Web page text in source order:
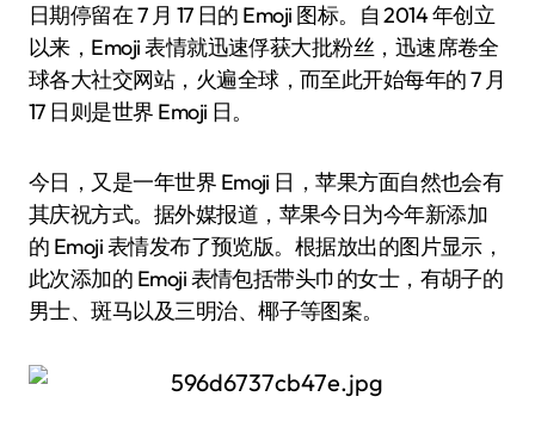
日期停留在 7 月 17 日的 Emoji 图标。自 2014 年创立
以来，Emoji 表情就迅速俘获大批粉丝，迅速席卷全
球各大社交网站，火遍全球，而至此开始每年的 7 月
17 日则是世界 Emoji 日。
今日，又是一年世界 Emoji 日，苹果方面自然也会有
其庆祝方式。据外媒报道，苹果今日为今年新添加
的 Emoji 表情发布了预览版。根据放出的图片显示，
此次添加的 Emoji 表情包括带头巾的女士，有胡子的
男士、斑马以及三明治、椰子等图案。